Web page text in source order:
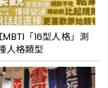
「16型人格」測
人格類型